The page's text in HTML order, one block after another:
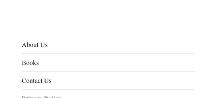
About Us
Books
Contact Us